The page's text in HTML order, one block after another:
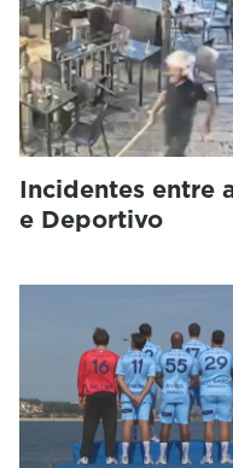
Incidentes entre
e Deportivo